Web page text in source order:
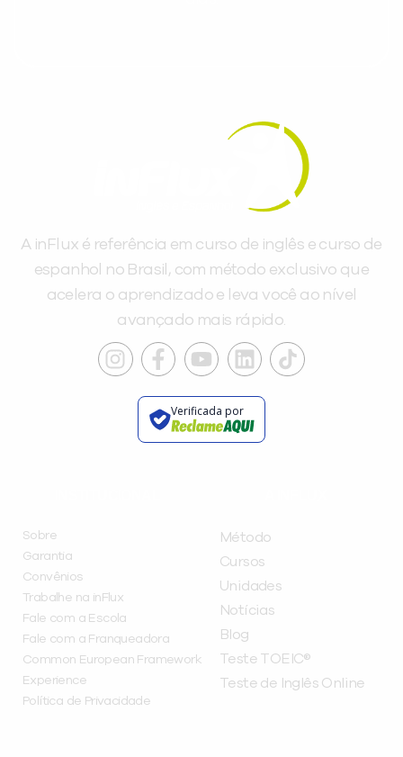
A inFlux é referência em curso de inglês e curso de
espanhol no Brasil, com método exclusivo que
acelera o aprendizado e leva você ao nível
avançado mais rápido.
Verificada por
Sobre
Garantia
Convênios
Trabalhe na inFlux
Fale com a Escola
Fale com a Franqueadora
Common European Framework
Experience
Política de Privacidade
Método
Cursos
Unidades
Notícias
Blog
Teste TOEIC®
Teste de Inglês Online